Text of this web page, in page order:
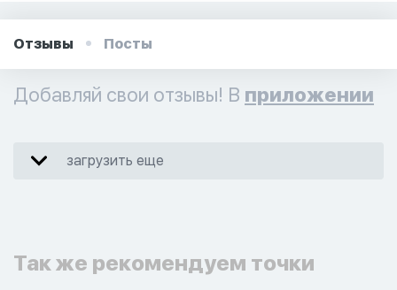
Отзывы Посты
Добавляй свои отзывы! В приложении
загрузить еще
Так же рекомендуем точки